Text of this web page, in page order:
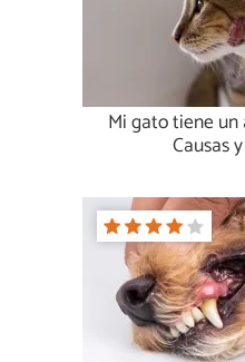
Mi gato tiene
Causas